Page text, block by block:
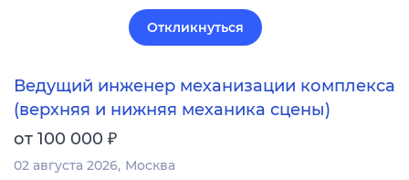
Откликнуться
Ведущий инженер механизации комплекса
(верхняя и нижняя механика сцены)
от 100 000 ₽
02 августа 2026 Москва